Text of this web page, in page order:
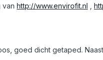
van http://www.envirofit.nl
goed dicht getaped.